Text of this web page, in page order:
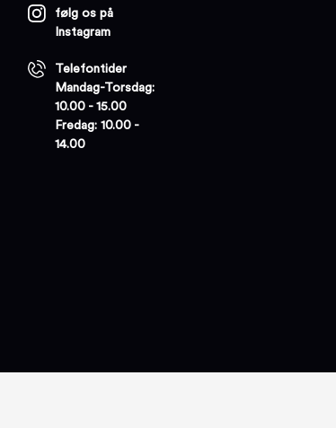
følg os på
Instagram
Telefontider
Mandag-Torsdag:
10.00 - 15.00
Fredag: 10.00 -
14.00